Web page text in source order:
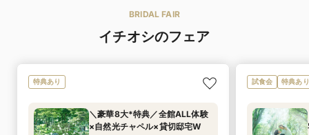
BRIDAL FAIR
イチオシのフェア
特典あり
＼豪華8大*特典／全館ALL体験
×自然光チャペル×貸切邸宅W
試食会 特典あり